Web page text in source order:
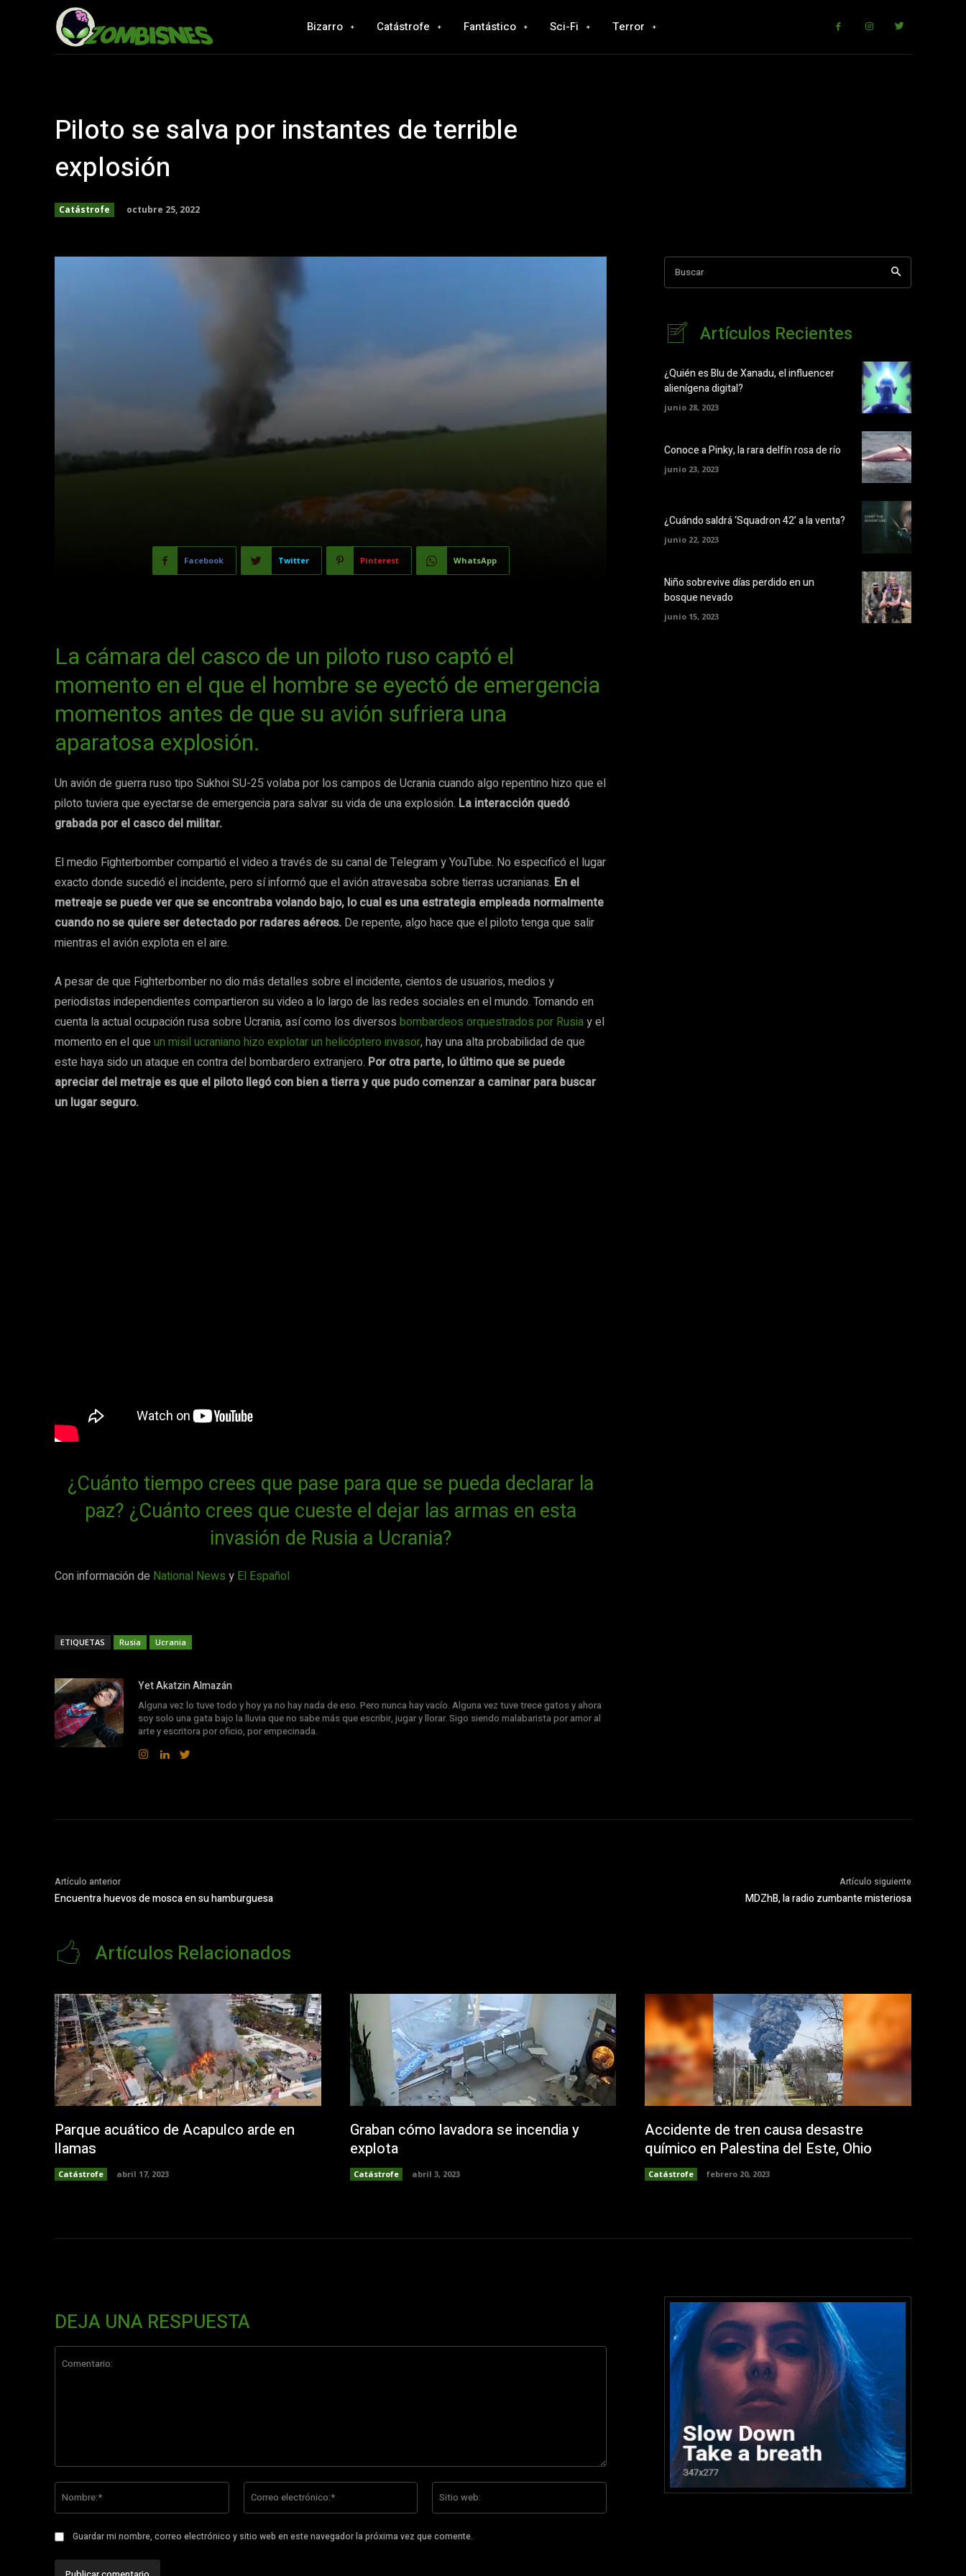
Bizarro Catástrofe Fantástico Sci-Fi Terror
Piloto se salva por instantes de terrible
explosión
Catástrofe octubre 25, 2022
Facebook Twitter Pinterest WhatsApp
La cámara del casco de un piloto ruso captó el
momento en el que el hombre se eyectó de emergencia
momentos antes de que su avión sufriera una
aparatosa explosión.
Un avión de guerra ruso tipo Sukhoi SU-25 volaba por los campos de Ucrania cuando algo repentino hizo que el
piloto tuviera que eyectarse de emergencia para salvar su vida de una explosión. La interacción quedó
grabada por el casco del militar.
El medio Fighterbomber compartió el video a través de su canal de Telegram y YouTube. No especificó el lugar
exacto donde sucedió el incidente, pero sí informó que el avión atravesaba sobre tierras ucranianas. En el
metreaje se puede ver que se encontraba volando bajo, lo cual es una estrategia empleada normalmente
cuando no se quiere ser detectado por radares aéreos. De repente, algo hace que el piloto tenga que salir
mientras el avión explota en el aire.
A pesar de que Fighterbomber no dio más detalles sobre el incidente, cientos de usuarios, medios y
periodistas independientes compartieron su video a lo largo de las redes sociales en el mundo. Tomando en
cuenta la actual ocupación rusa sobre Ucrania, así como los diversos bombardeos orquestrados por Rusiay el
momento en el que un misil ucraniano hizo explotar un helicóptero invasor, hay una alta probabilidad de que
este haya sido un ataque en contra del bombardero extranjero. Por otra parte, lo último que se puede
apreciar del metraje es que el piloto llegó con bien a tierra y que pudo comenzar a caminar para buscar
un lugar seguro.
¿Cuánto tiempo crees que pase para que se pueda declarar la
paz? ¿Cuánto crees que cueste el dejar las armas en esta
invasión de Rusia a Ucrania?
Con información de National News y El Español
ETIQUETAS Rusia Ucrania
Yet Akatzin Almazán
Alguna vez lo tuve todo y hoy ya no hay nada de eso. Pero nunca hay vacío. Alguna vez tuve trece gatos y ahora
soy solo una gata bajo la lluvia que no sabe más que escribir, jugar y llorar. Sigo siendo malabarista por amor al
arte y escritora por oficio, por empecinada.
Buscar
Artículos Recientes
¿Quién es Blu de Xanadu, el influencer
alienígena digital?
junio 28, 2023
Conoce a Pinky, la rara delfín rosa de río
junio 23, 2023
¿Cuándo saldrá ‘Squadron 42’ a la venta?
junio 22, 2023
Niño sobrevive días perdido en un
bosque nevado
junio 15, 2023
Artículo anterior
Encuentra huevos de mosca en su hamburguesa
Artículo siguiente
MDZhB, la radio zumbante misteriosa
Artículos Relacionados
Parque acuático de Acapulco arde en
llamas
Catástrofe abril 17, 2023
Graban cómo lavadora se incendia y
explota
Catástrofe abril 3, 2023
Accidente de tren causa desastre
químico en Palestina del Este, Ohio
Catástrofe febrero 20, 2023
DEJA UNA RESPUESTA
electrónico:*
Guardar mi nombre, correo electrónico y sitio web en este navegador la próxima vez que comente.